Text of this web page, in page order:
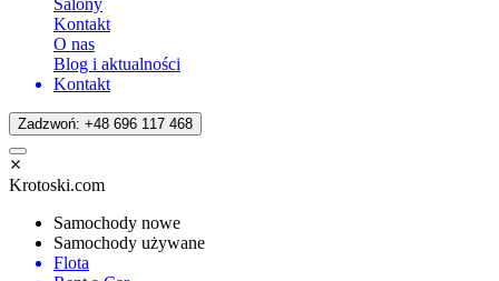
Salony
Kontakt
O nas
Blog i aktualności
Kontakt
Zadzwoń: +48 696 117 468
Krotoski.com
Samochody nowe
Samochody używane
Flota